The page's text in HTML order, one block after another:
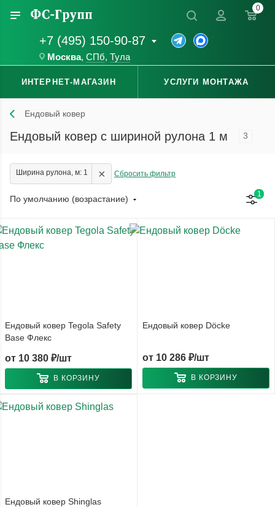
+7 (495) 150-90-87
Москва, СПб, Тула
0
ИНТЕРНЕТ-МАГАЗИН УСЛУГИ МОНТАЖА
Ендовый ковер
Ендовый ковер с шириной рулона 1 м 3
Ширина рулона, м: 1 × Сбросить фильтр
По умолчанию (возрастание) 1
Ендовый ковер Tegola Safety
Base Флекс
от 10 380 ₽/шт
В КОРЗИНУ
Ендовый ковер Döcke
от 10 286 ₽/шт
В КОРЗИНУ
Ендовый ковер Shinglas